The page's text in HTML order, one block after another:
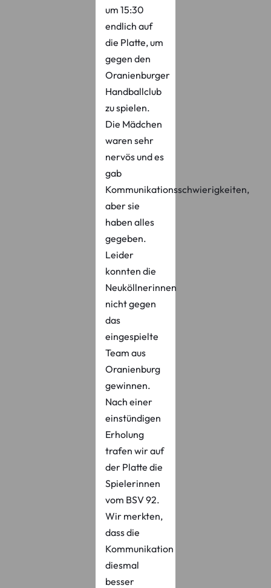
um 15:30
endlich auf
die Platte, um
gegen den
Oranienburger
Handballclub
zu spielen.
Die Mädchen
waren sehr
nervös und es
gab
Kommunikationsschwierigkeiten,
aber sie
haben alles
gegeben.
Leider
konnten die
Neuköllnerinnen
nicht gegen
das
eingespielte
Team aus
Oranienburg
gewinnen.
Nach einer
einstündigen
Erholung
trafen wir auf
der Platte die
Spielerinnen
vom BSV 92.
Wir merkten,
dass die
Kommunikation
diesmal
besser